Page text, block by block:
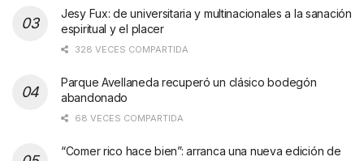
Jesy Fux: de universitaria y multinacionales a la sanación
espiritual y el placer
328 VECES COMPARTIDA
Parque Avellaneda recuperó un clásico bodegón
abandonado
68 VECES COMPARTIDA
“Comer rico hace bien”: arranca una nueva edición de